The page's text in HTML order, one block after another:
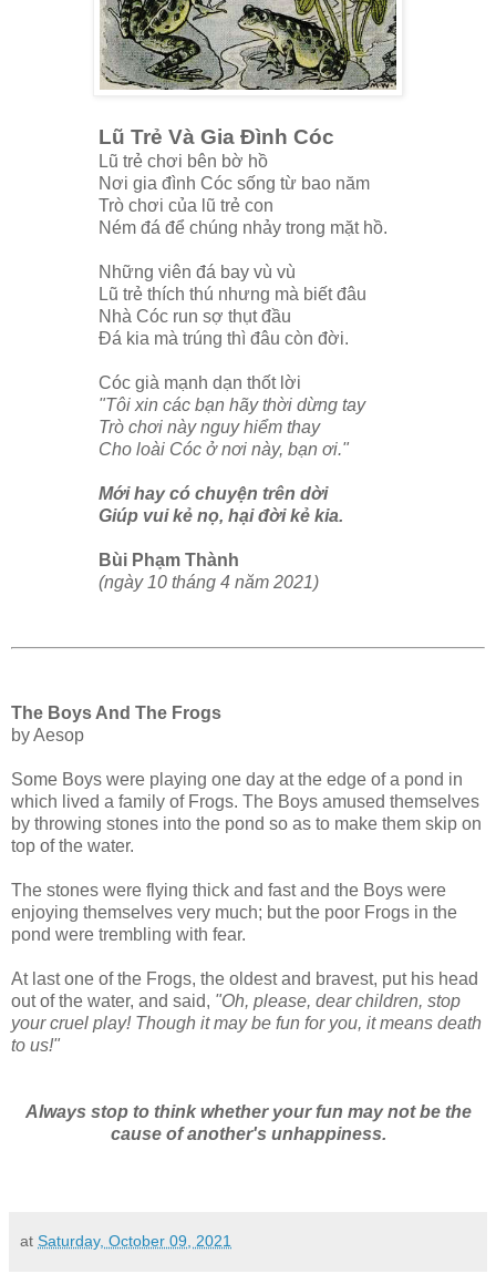
Lũ Trẻ Và Gia Đình Cóc
Lũ trẻ chơi bên bờ hồ
Nơi gia đình Cóc sống từ bao năm
Trò chơi của lũ trẻ con
Ném đá để chúng nhảy trong mặt hồ.
Những viên đá bay vù vù
Lũ trẻ thích thú nhưng mà biết đâu
Nhà Cóc run sợ thụt đầu
Đá kia mà trúng thì đâu còn đời.
Cóc già mạnh dạn thốt lời
"Tôi xin các bạn hãy thời dừng tay
Trò chơi này nguy hiểm thay
Cho loài Cóc ở nơi này, bạn ơi."
Mới hay có chuyện trên dời
Giúp vui kẻ nọ, hại đời kẻ kia.
Bùi Phạm Thành
(ngày 10 tháng 4 năm 2021)
The Boys And The Frogs
by Aesop
Some Boys were playing one day at the edge of a pond in
which lived a family of Frogs. The Boys amused themselves
by throwing stones into the pond so as to make them skip on
top of the water.
The stones were flying thick and fast and the Boys were
enjoying themselves very much; but the poor Frogs in the
pond were trembling with fear.
At last one of the Frogs, the oldest and bravest, put his head
out of the water, and said, "Oh, please, dear children, stop
your cruel play! Though it may be fun for you, it means death
to us!"
Always stop to think whether your fun may not be the
cause of another's unhappiness.
at Saturday, October 09, 2021